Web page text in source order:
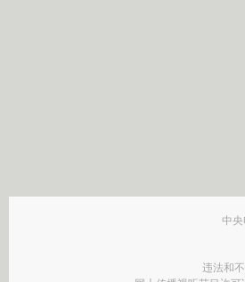
中
违法和